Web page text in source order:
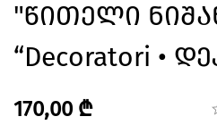
"წითელი
“Decoratori •
170,00 ₾